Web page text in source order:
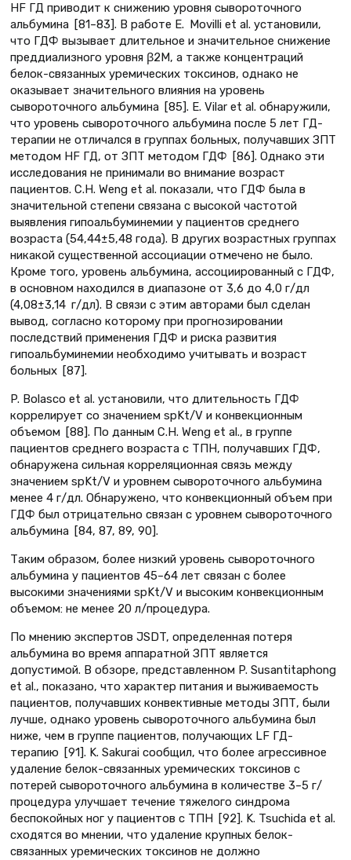
HF ГД приводит к снижению уровня сывороточного
альбумина [81–83]. В работе E. Movilli et al. установили,
что ГДФ вызывает длительное и значительное снижение
преддиализного уровня β2M, а также концентраций
белок-связанных уремических токсинов, однако не
оказывает значительного влияния на уровень
сывороточного альбумина [85]. E. Vilar et al. обнаружили,
что уровень сывороточного альбумина после 5 лет ГД-
терапии не отличался в группах больных, получавших ЗПТ
методом HF ГД, от ЗПТ методом ГДФ [86]. Однако эти
исследования не принимали во внимание возраст
пациентов. C.H. Weng et al. показали, что ГДФ была в
значительной степени связана с высокой частотой
выявления гипоальбуминемии у пациентов среднего
возраста (54,44±5,48 года). В других возрастных группах
никакой существенной ассоциации отмечено не было.
Кроме того, уровень альбумина, ассоциированный с ГДФ,
в основном находился в диапазоне от 3,6 до 4,0 г/дл
(4,08±3,14 г/дл). В связи с этим авторами был сделан
вывод, cогласно которому при прогнозировании
последствий применения ГДФ и риска развития
гипоальбуминемии необходимо учитывать и возраст
больных [87].
P. Bolasco et al. установили, что длительность ГДФ
коррелирует со значением spKt/V и конвекционным
объемом [88]. По данным C.H. Weng et al., в группе
пациентов среднего возраста с ТПН, получавших ГДФ,
обнаружена сильная корреляционная связь между
значением spKt/V и уровнем сывороточного альбумина
менее 4 г/дл. Обнаружено, что конвекционный объем при
ГДФ был отрицательно связан с уровнем сывороточного
альбумина [84, 87, 89, 90].
Таким образом, более низкий уровень сывороточного
альбумина у пациентов 45–64 лет связан с более
высокими значениями spKt/V и высоким конвекционным
объемом: не менее 20 л/процедура.
По мнению экспертов JSDT, определенная потеря
альбумина во время аппаратной ЗПТ является
допустимой. В обзоре, представленном P. Susantitaphong
et al., показано, что характер питания и выживаемость
пациентов, получавших конвективные методы ЗПТ, были
лучше, однако уровень сывороточного альбумина был
ниже, чем в группе пациентов, получающих LF ГД-
терапию [91]. K. Sakurai сообщил, что более агрессивное
удаление белок-связанных уремических токсинов с
потерей сывороточного альбумина в количестве 3–5 г/
процедура улучшает течение тяжелого синдрома
беспокойных ног у пациентов с ТПН [92]. K. Tsuchida et al.
сходятся во мнении, что удаление крупных белок-
связанных уремических токсинов не должно